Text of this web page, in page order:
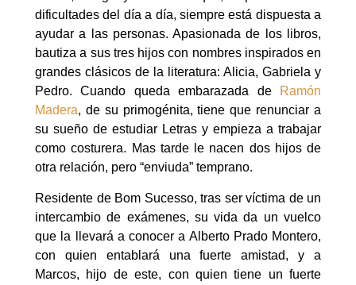
dificultades del día a día, siempre está dispuesta a
ayudar a las personas. Apasionada de los libros,
bautiza a sus tres hijos con nombres inspirados en
grandes clásicos de la literatura: Alicia, Gabriela y
Pedro. Cuando queda embarazada de
Ramón
Madera, de su primogénita, tiene que renunciar a
su sueño de estudiar Letras y empieza a trabajar
como costurera. Mas tarde le nacen dos hijos de
otra relación, pero “enviuda” temprano.
Residente de Bom Sucesso, tras ser víctima de un
intercambio de exámenes, su vida da un vuelco
que la llevará a conocer a Alberto Prado Montero,
con quien entablará una fuerte amistad, y a
Marcos, hijo de este, con quien tiene un fuerte